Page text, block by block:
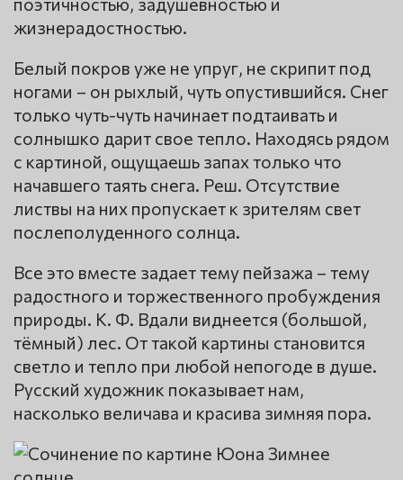
жизнерадостностью.
Белый покров уже не упруг, не скрипит под
ногами – он рыхлый, чуть опустившийся. Снег
только чуть-чуть начинает подтаивать и
солнышко дарит свое тепло. Находясь рядом
с картиной, ощущаешь запах только что
начавшего таять снега. Реш. Отсутствие
листвы на них пропускает к зрителям свет
послеполуденного солнца.
Все это вместе задает тему пейзажа – тему
радостного и торжественного пробуждения
природы. К. Ф. Вдали виднеется (большой,
тёмный) лес. От такой картины становится
светло и тепло при любой непогоде в душе.
Русский художник показывает нам,
насколько величава и красива зимняя пора.